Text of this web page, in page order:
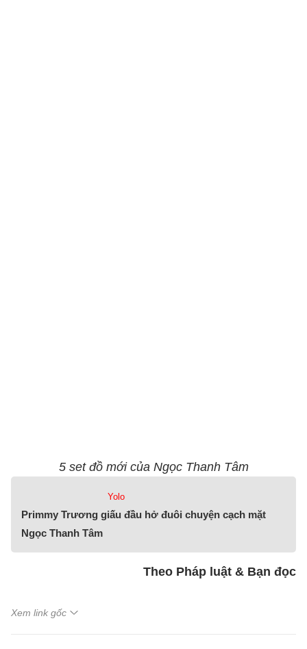
5 set đồ mới của Ngọc Thanh Tâm
Yolo
Primmy Trương giấu đầu hở đuôi chuyện cạch mặt
Ngọc Thanh Tâm
Theo Pháp luật & Bạn đọc
Xem link gốc